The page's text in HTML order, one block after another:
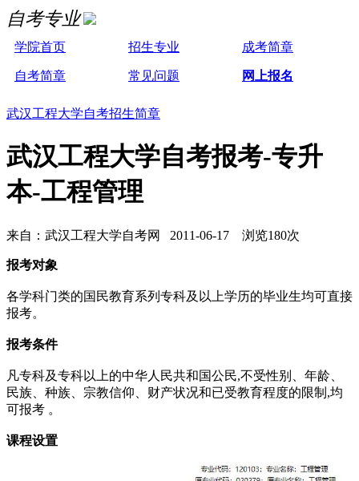
自考专业
学院首页 招生专业 成考简章
自考简章 常见问题 网上报名
武汉工程大学自考招生简章
武汉工程大学自考报考-专升
本-工程管理
来自：武汉工程大学自考网 2011-06-17 浏览180次
报考对象
各学科门类的国民教育系列专科及以上学历的毕业生均可直接
报考。
报考条件
凡专科及专科以上的中华人民共和国公民,不受性别、年龄、
民族、种族、宗教信仰、财产状况和已受教育程度的限制,均
可报考 。
课程设置